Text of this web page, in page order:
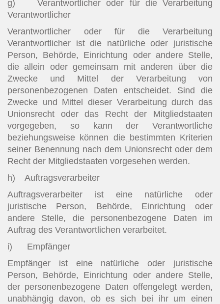
g) Verantwortlicher oder für die Verarbeitung
Verantwortlicher
Verantwortlicher oder für die Verarbeitung
Verantwortlicher ist die natürliche oder juristische
Person, Behörde, Einrichtung oder andere Stelle,
die allein oder gemeinsam mit anderen über die
Zwecke und Mittel der Verarbeitung von
personenbezogenen Daten entscheidet. Sind die
Zwecke und Mittel dieser Verarbeitung durch das
Unionsrecht oder das Recht der Mitgliedstaaten
vorgegeben, so kann der Verantwortliche
beziehungsweise können die bestimmten Kriterien
seiner Benennung nach dem Unionsrecht oder dem
Recht der Mitgliedstaaten vorgesehen werden.
h) Auftragsverarbeiter
Auftragsverarbeiter ist eine natürliche oder
juristische Person, Behörde, Einrichtung oder
andere Stelle, die personenbezogene Daten im
Auftrag des Verantwortlichen verarbeitet.
i) Empfänger
Empfänger ist eine natürliche oder juristische
Person, Behörde, Einrichtung oder andere Stelle,
der personenbezogene Daten offengelegt werden,
unabhängig davon, ob es sich bei ihr um einen